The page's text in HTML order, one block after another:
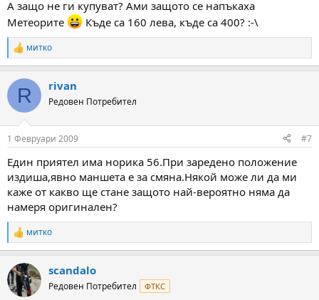
А защо не ги купуват? Ами защото се напъкаха
Метеорите
Къде са 160 лева, къде са 400? :-\
R
e
c
i
s
митко
R rivan
Редовен Потребител
1 Февруари 2009 #7
Един приятел има норика 56.При заредено положение
издиша,явно маншета е за смяна.Някой може ли да ми
каже от какво ще стане защото най-вероятно няма да
намеря оригинален?
R
e
c
t
i
митко
scandalo
Редовен Потребител ФТКС